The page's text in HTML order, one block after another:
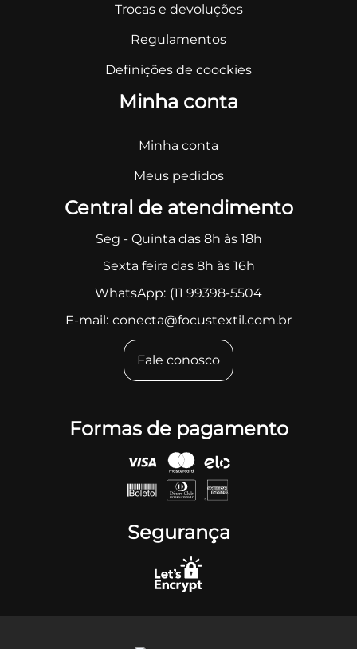
Trocas e devoluções
Regulamentos
Definições de coockies
Minha conta
Minha conta
Meus pedidos
Central de atendimento
Seg - Quinta das 8h às 18h
Sexta feira das 8h às 16h
WhatsApp: (11 99398-5504
E-mail: conecta@focustextil.com.br
Fale conosco
Formas de pagamento
Segurança